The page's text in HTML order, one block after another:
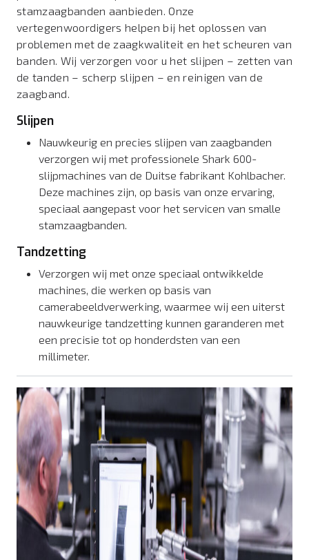
stamzaagbanden aanbieden. Onze
vertegenwoordigers helpen bij het oplossen van
problemen met de zaagkwaliteit en het scheuren van
banden. Wij verzorgen voor u het slijpen – zetten van
de tanden – scherp slijpen – en reinigen van de
zaagband.
Slijpen
Nauwkeurig en precies slijpen van zaagbanden
verzorgen wij met professionele Shark 600-
slijpmachines van de Duitse fabrikant Kohlbacher.
Deze machines zijn, op basis van onze ervaring,
speciaal aangepast voor het servicen van smalle
stamzaagbanden.
Tandzetting
Verzorgen wij met onze speciaal ontwikkelde
machines, die werken op basis van
camerabeeldverwerking, waarmee wij een uiterst
nauwkeurige tandzetting kunnen garanderen met
een precisie tot op honderdsten van een
millimeter.